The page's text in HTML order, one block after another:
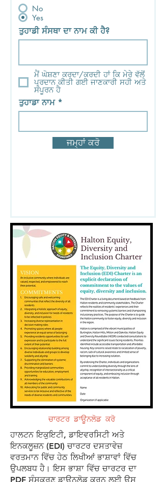
No
Yes
ਤੁਹਾਡੀ ਸੰਸਥਾ ਦਾ ਨਾਮ ਕੀ ਹੈ?
ਮੈਂ ਘੋਸ਼ਣਾ ਕਰਦਾ/ਕਰਦੀ ਹਾਂ ਕਿ ਮੇਰੇ ਵੱਲੋਂ
ਪ੍ਰਦਾਨ ਕੀਤੀ ਗਈ ਜਾਣਕਾਰੀ ਸਹੀ ਅਤੇ
ਸੰਪੂਰਨ ਹੈ
ਤੁਹਾਡਾ ਨਾਮ
ਜਮ੍ਹਾਂ ਕਰੋ
ਚਾਰਟਰ ਡਾਊਨਲੋਡ ਕਰੋ
ਹਾਲਟਨ ਇਕੁਇਟੀ, ਡਾਇਵਰਸਿਟੀ ਅਤੇ
ਇਨਕਲੂਜ਼ਨ (EDI) ਚਾਰਟਰ ਦਸਤਾਵੇਜ਼
ਵਰਤਮਾਨ ਵਿੱਚ ਹੇਠ ਲਿਖੀਆਂ ਭਾਸ਼ਾਵਾਂ ਵਿੱਚ
ਉਪਲਬਧ ਹੈ। ਇਸ ਭਾਸ਼ਾ ਵਿੱਚ ਚਾਰਟਰ ਦਾ
PDF ਸੰਸਕਰਣ ਡਾਊਨਲੋਡ ਕਰਨ ਲਈ ਉਸ